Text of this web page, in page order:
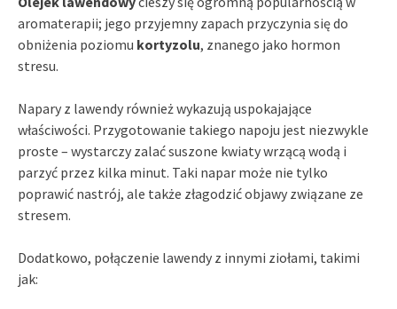
aromaterapii; jego przyjemny zapach przyczynia się do
obniżenia poziomu kortyzolu, znanego jako hormon
stresu.
Napary z lawendy również wykazują uspokajające
właściwości. Przygotowanie takiego napoju jest niezwykle
proste – wystarczy zalać suszone kwiaty wrzącą wodą i
parzyć przez kilka minut. Taki napar może nie tylko
poprawić nastrój, ale także złagodzić objawy związane ze
stresem.
Dodatkowo, połączenie lawendy z innymi ziołami, takimi
jak: